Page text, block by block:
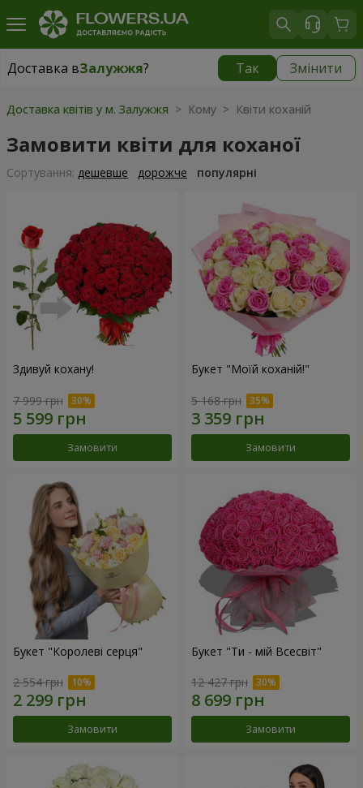
Доставка вЗалужжя? Так Змінити
Доставка вЗалужжя|
Доставка квітів у м. Залужжя > Кому > Квіти коханій
Замовити квіти для коханої
Сортування: дешевше дорожче популярні
Здивуй кохану!
7 999 грн
Замовити
Букет "Моїй коханій!"
5 168 грн
Замовити
Букет "Королеві серця"
2 554 грн
Замовити
Букет "Ти - мій Всесвіт"
12 427 грн
Замовити